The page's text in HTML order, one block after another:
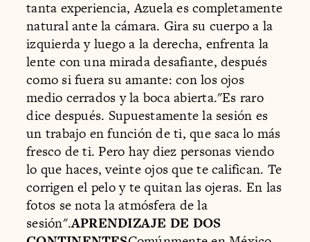
tanta experiencia, Azuela es completamente
natural ante la cámara. Gira su cuerpo a la
izquierda y luego a la derecha, enfrenta la
lente con una mirada desafiante, después
como si fuera su amante: con los ojos
medio cerrados y la boca abierta."Es raro
dice después. Supuestamente la sesión es
un trabajo en función de ti, que saca lo más
fresco de ti. Pero hay diez personas viendo
lo que haces, veinte ojos que te califican. Te
corrigen el pelo y te quitan las ojeras. En las
fotos se nota la atmósfera de la
sesión".APRENDIZAJE DE DOS